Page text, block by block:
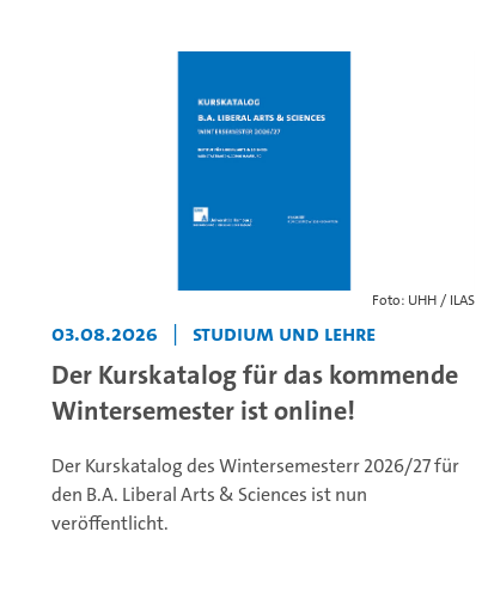
Foto: UHH / ILAS
03.08.2026 | Studium und Lehre
Der Kurskatalog für das kommende
Wintersemester ist online!
Der Kurskatalog des Wintersemesterr 2026/27 für
den B.A. Liberal Arts & Sciences ist nun
veröffentlicht.